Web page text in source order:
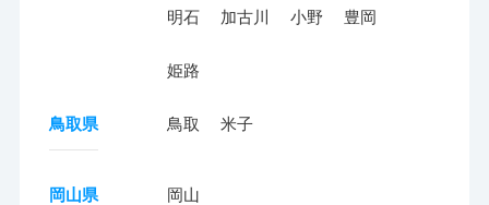
明石 加古川 小野 豊岡
姫路
鳥取県 鳥取 米子
岡山県 岡山